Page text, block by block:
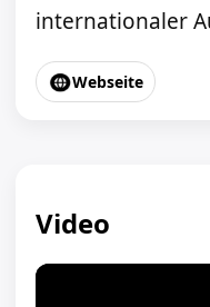
internationaler
Webseite
Video